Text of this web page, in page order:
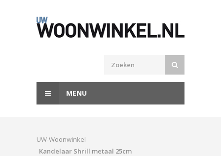
MENU
UW-Woonwinkel
Kandelaar Shrill metaal 25cm